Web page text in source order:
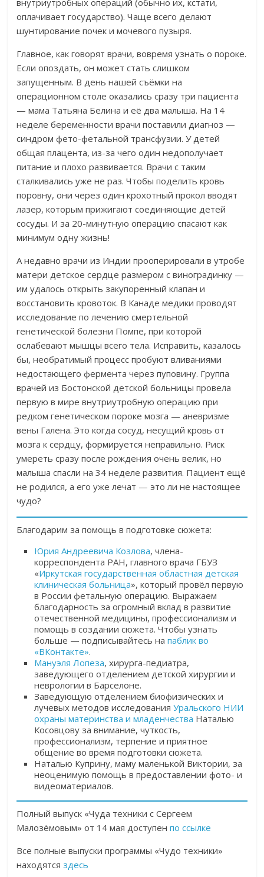
оплачивает государство).Чаще всего делают
шунтирование почек и мочевого пузыря.
Главное, как говорят врачи, вовремя узнать о пороке.
Если опоздать, он может стать слишком
запущенным. В день нашей съёмки на
операционном столе оказались сразу три пациента
— мама Татьяна Белина и её два малыша. На 14
неделе беременности врачи поставили диагноз —
синдром фето-фетальной трансфузии. У детей
общая плацента, из-за чего один недополучает
питание и плохо развивается. Врачи с таким
сталкивались уже не раз. Чтобы поделить кровь
поровну, они через один крохотный прокол вводят
лазер, которым прижигают соединяющие детей
сосуды. И за 20-минутную операцию спасают как
минимум одну жизнь!
А недавно врачи из Индии прооперировали в утробе
матери детское сердце размером с виноградинку —
им удалось открыть закупоренный клапан и
восстановить кровоток. В Канаде медики проводят
исследование по лечению смертельной
генетической болезни Помпе, при которой
ослабевают мышцы всего тела. Исправить, казалось
бы, необратимый процесс пробуют вливаниями
недостающего фермента через пуповину. Группа
врачей из Бостонской детской больницы провела
первую в мире внутриутробную операцию при
редком генетическом пороке мозга — аневризме
вены Галена. Это когда сосуд, несущий кровь от
мозга к сердцу, формируется неправильно. Риск
умереть сразу после рождения очень велик, но
малыша спасли на 34 неделе развития. Пациент ещё
не родился, а его уже лечат — это ли не настоящее
чудо?
Благодарим за помощь в подготовке сюжета:
Юрия Андреевича Козлова, члена-
корреспондента РАН, главного врача ГБУЗ
«Иркутская государственная областная детская
клиническая больница», который провёл первую
в России фетальную операцию. Выражаем
благодарность за огромный вклад в развитие
отечественной медицины, профессионализм и
помощь в создании сюжета. Чтобы узнать
больше — подписывайтесь напаблик во
«ВКонтакте».
Мануэля Лопеза, хирурга-педиатра,
заведующего отделением детской хирургии и
неврологии в Барселоне.
Заведующую отделением биофизических и
лучевых методов исследованияУральского НИИ
охраны материнства и младенчества Наталью
Косовцову за внимание, чуткость,
профессионализм, терпение и приятное
общение во время подготовки сюжета.
Наталью Куприну, маму маленькой Виктории, за
неоценимую помощь в предоставлении фото- и
видеоматериалов.
Полный выпуск «Чуда техники с Сергеем
Малозёмовым» от 14 мая доступенпо ссылке
Все полные выпуски программы «Чудо техники»
находятсяздесь